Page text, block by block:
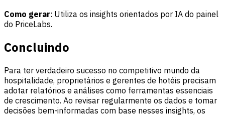
Como gerar: Utiliza os insights orientados por IA do painel
do PriceLabs.
Concluindo
Para ter verdadeiro sucesso no competitivo mundo da
hospitalidade, proprietários e gerentes de hotéis precisam
adotar relatórios e análises como ferramentas essenciais
de crescimento. Ao revisar regularmente os dados e tomar
decisões bem-informadas com base nesses insights, os